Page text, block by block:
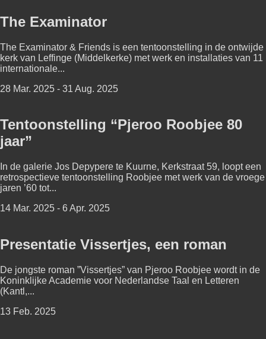
The Examinator
The Examinator & Friends is een tentoonstelling in de ontwijde
kerk van Leffinge (Middelkerke) met werk en installaties van 11
internationale...
28 Mar. 2025 - 31 Aug. 2025
Tentoonstelling “Pjeroo Roobjee 80
jaar”
In de galerie Jos Depypere te Kuurne, Kerkstraat 59, loopt een
retrospectieve tentoonstelling Roobjee met werk van de vroege
jaren ’60 tot...
14 Mar. 2025 - 6 Apr. 2025
Presentatie Vissertjes, een roman
De jongste roman ”Vissertjes” van Pjeroo Roobjee wordt in de
Koninklijke Academie voor Nederlandse Taal en Letteren
(Kantl,...
13 Feb. 2025